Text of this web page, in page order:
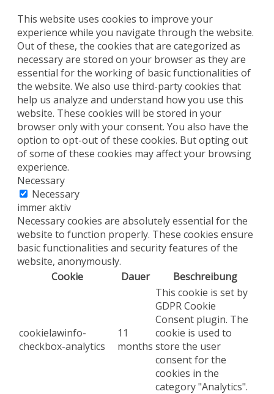
This website uses cookies to improve your
experience while you navigate through the website.
Out of these, the cookies that are categorized as
necessary are stored on your browser as they are
essential for the working of basic functionalities of
the website. We also use third-party cookies that
help us analyze and understand how you use this
website. These cookies will be stored in your
browser only with your consent. You also have the
option to opt-out of these cookies. But opting out
of some of these cookies may affect your browsing
experience.
Necessary
Necessary
immer aktiv
Necessary cookies are absolutely essential for the
website to function properly. These cookies ensure
basic functionalities and security features of the
website, anonymously.
Cookie
Dauer Beschreibung
cookielawinfo-
checkbox-analytics
11
months
This cookie is set by
GDPR Cookie
Consent plugin. The
cookie is used to
store the user
consent for the
cookies in the
category "Analytics".